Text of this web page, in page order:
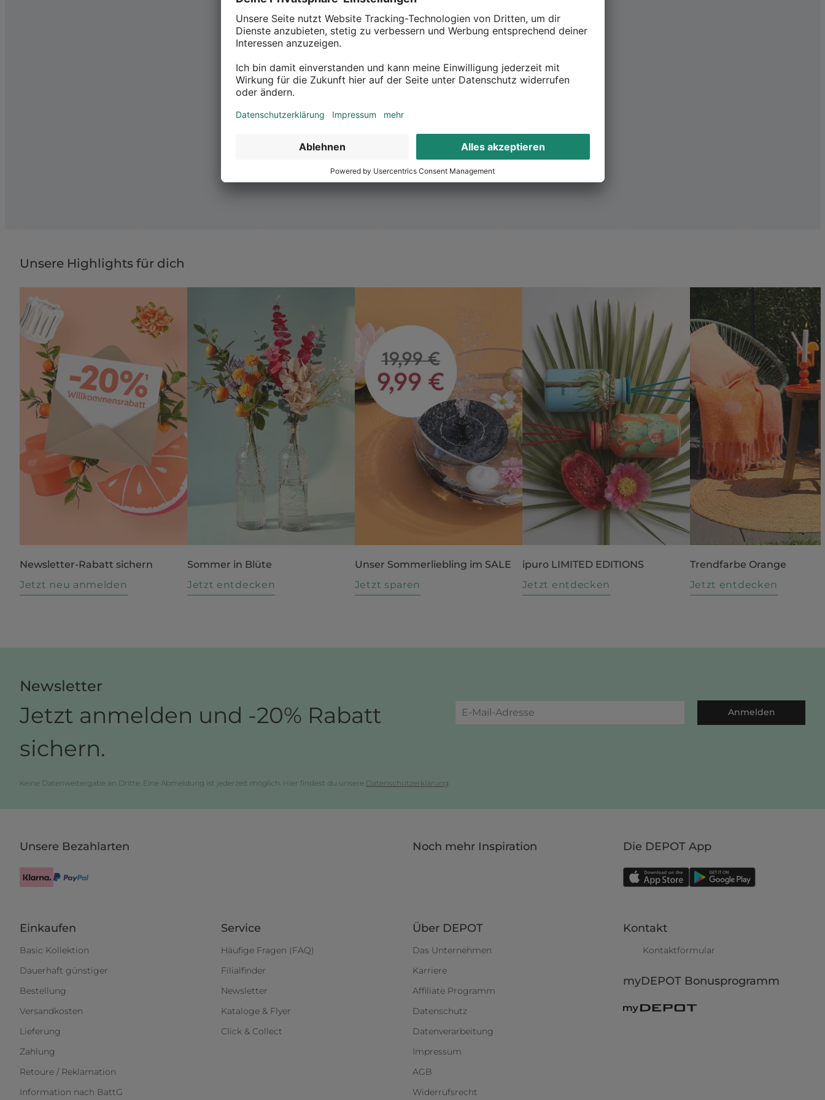
Unsere Highlights für dich
Newsletter-Rabatt sichern
Jetzt neu anmelden
Sommer in Blüte
Jetzt entdecken
Unser Sommerliebling im SALE
Jetzt sparen
ipuro LIMITED EDITIONS
Jetzt entdecken
Trendfarbe Orange
Jetzt entdecken
Newsletter
Jetzt anmelden und -20% Rabatt
sichern.
Anmelden
Keine Datenweitergabe an Dritte. Eine Abmeldung ist jederzeit möglich. Hier findest du unsere Datenschutzerklärung.
Unsere Bezahlarten Noch mehr Inspiration Die DEPOT App
Einkaufen
Basic Kollektion
Dauerhaft günstiger
Bestellung
Versandkosten
Lieferung
Zahlung
Retoure / Reklamation
Information nach BattG
Service
Häufige Fragen (FAQ)
Filialfinder
Newsletter
Kataloge & Flyer
Click & Collect
Über DEPOT
Das Unternehmen
Karriere
Affiliate Programm
Datenschutz
Datenverarbeitung
Impressum
AGB
Widerrufsrecht
Kontakt
Kontaktformular
myDEPOT Bonusprogramm